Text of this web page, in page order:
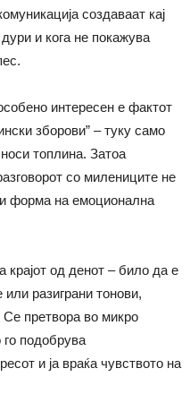
создаваат кај
и кога не покажува
интересен е фактот
зборови” – туку само
топлина. Затоа
со милениците не
форма на емоционална
крајот од денот – било да е
разиграни тонови,
Се претвора во микро
подобрува
и ја враќа чувството на